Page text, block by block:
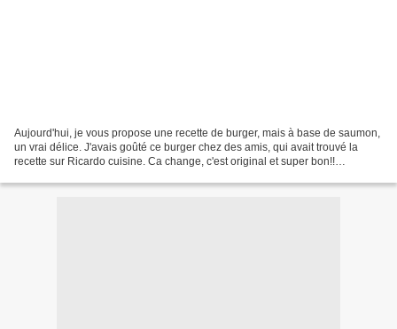
Aujourd'hui, je vous propose une recette de burger, mais à base de saumon,
un vrai délice. J'avais goûté ce burger chez des amis, qui avait trouvé la
recette sur Ricardo cuisine. Ca change, c'est original et super bon!!